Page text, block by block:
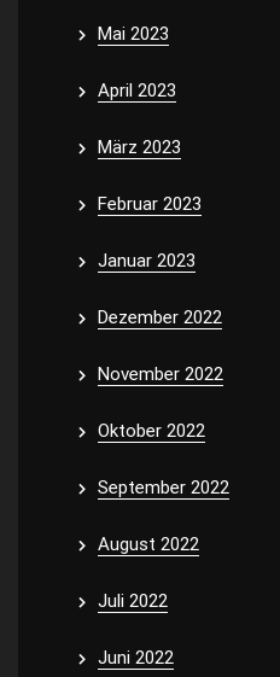
Mai 2023
April 2023
März 2023
Februar 2023
Januar 2023
Dezember 2022
November 2022
Oktober 2022
September 2022
August 2022
Juli 2022
Juni 2022